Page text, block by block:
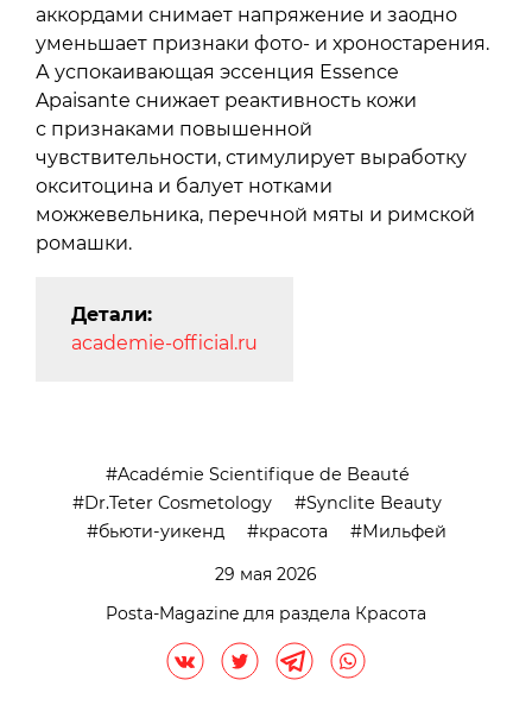
аккордами снимает напряжение и заодно
уменьшает признаки фото- и хроностарения.
А успокаивающая эссенция Essence
Apaisante снижает реактивность кожи
с признаками повышенной
чувствительности, стимулирует выработку
окситоцина и балует нотками
можжевельника, перечной мяты и римской
ромашки.
Детали:
academie-official.ru
Académie Scientifique de Beauté
Dr.Teter Cosmetology
Synclite Beauty
бьюти-уикенд
красота
Мильфей
29 мая 2026
Posta-Magazine для раздела Красота